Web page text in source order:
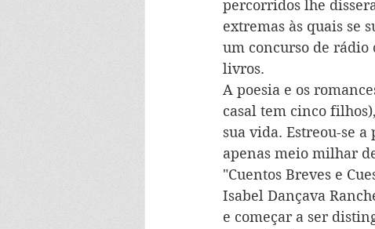
percorridos lhe
extremas às quais se
um concurso de rádio
livros.
A poesia e os
casal tem cinco
sua vida. Estreou-se
apenas meio milhar
"Cuentos Breves e
Isabel Dançava
e começar a ser